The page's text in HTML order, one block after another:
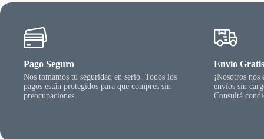
Pago Seguro
Nos tomamos tu seguridad en serio. Todos los
pagos están protegidos para que compres sin
preocupaciones.
Envío Gratis
¡Nosotros
envíos sin
Consultá